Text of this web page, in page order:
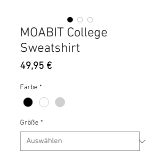
MOABIT College
Sweatshirt
49,95 €Preis
Farbe *
Größe *